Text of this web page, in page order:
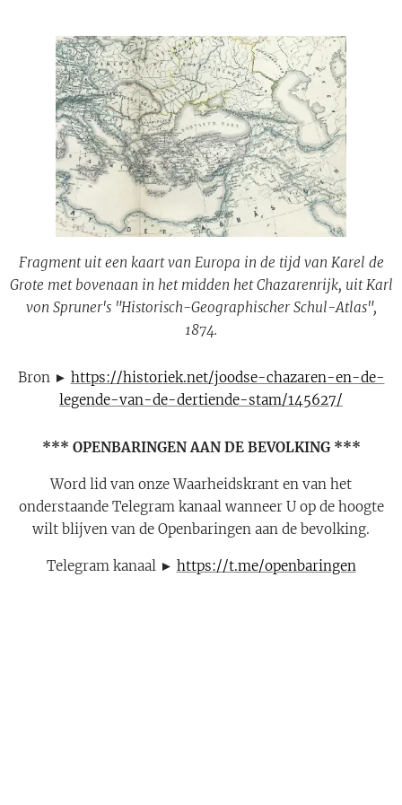
Fragment uit een kaart van Europa in de tijd van Karel de
Grote met bovenaan in het midden het Chazarenrijk, uit Karl
von Spruner's "Historisch-Geographischer Schul-Atlas",
1874.
Bron ► https://historiek.net/joodse-chazaren-en-de-
legende-van-de-dertiende-stam/145627/
*** OPENBARINGEN AAN DE BEVOLKING ***
Word lid van onze Waarheidskrant en van het
onderstaande Telegram kanaal wanneer U op de hoogte
wilt blijven van de Openbaringen aan de bevolking.
Telegram kanaal ► https://t.me/openbaringen